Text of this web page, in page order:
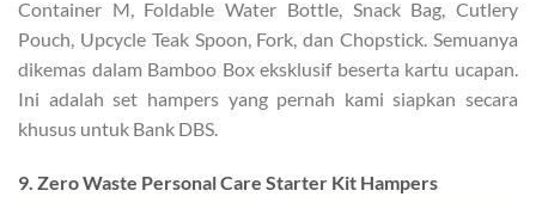
Container M, Foldable Water Bottle, Snack Bag, Cutlery
Pouch, Upcycle Teak Spoon, Fork, dan Chopstick. Semuanya
dikemas dalam Bamboo Box eksklusif beserta kartu ucapan.
Ini adalah set hampers yang pernah kami siapkan secara
khusus untuk Bank DBS.
9. Zero Waste Personal Care Starter Kit Hampers